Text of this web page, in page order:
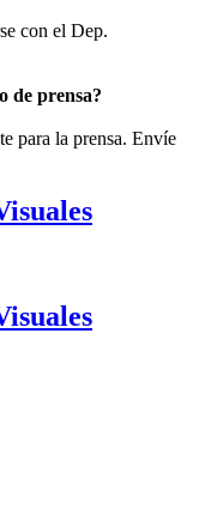
con el Dep.
de prensa?
para la prensa. Envíe